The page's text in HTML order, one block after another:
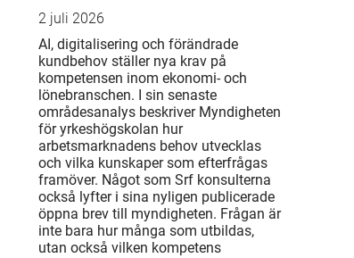
2 juli 2026
AI, digitalisering och förändrade
kundbehov ställer nya krav på
kompetensen inom ekonomi- och
lönebranschen. I sin senaste
områdesanalys beskriver Myndigheten
för yrkeshögskolan hur
arbetsmarknadens behov utvecklas
och vilka kunskaper som efterfrågas
framöver. Något som Srf konsulterna
också lyfter i sina nyligen publicerade
öppna brev till myndigheten. Frågan är
inte bara hur många som utbildas,
utan också vilken kompetens